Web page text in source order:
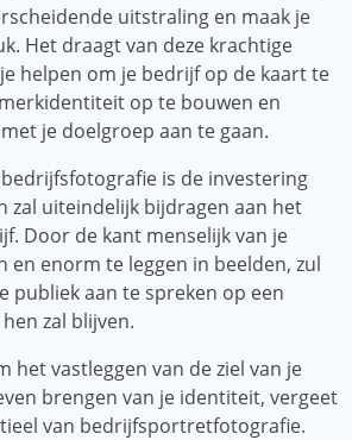
uitstraling en maak je
Het draagt ​​van deze krachtige
helpen om je bedrijf op de kaart te
op te bouwen en
je doelgroep aan te gaan.
is de investering
zal uiteindelijk bijdragen aan het
Door de kant menselijk van je
en enorm te leggen in beelden, zul
publiek aan te spreken op een
zal blijven.
het vastleggen van de ziel van je
brengen van je identiteit, vergeet
van bedrijfsportretfotografie.